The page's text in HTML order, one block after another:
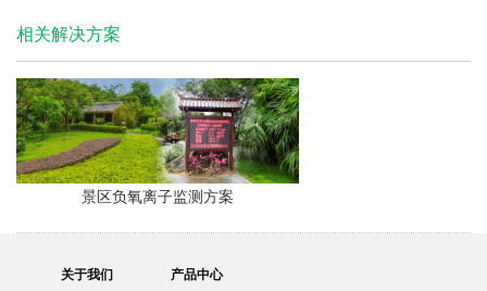
相关解决方案
景区负氧离子监测方案
关于我们 产品中心